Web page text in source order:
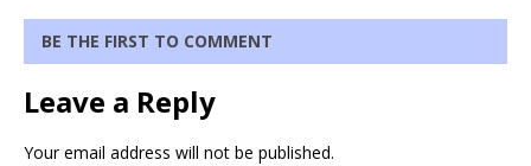
BE THE FIRST TO COMMENT
Leave a Reply
Your email address will not be published.